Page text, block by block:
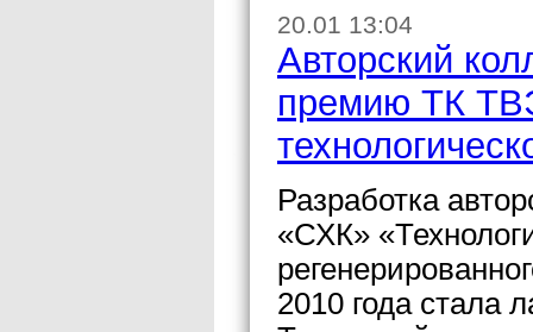
20.01 13:04
Авторский
премию ТК
Разработка
«СХК»
2010 года стала